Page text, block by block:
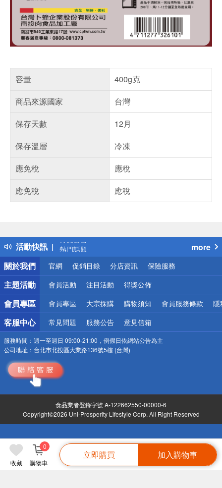
收藏 購物車
0
立即購買 加入購物車
容量
400g克
商品來源國家
台灣
保存天數
12月
保存溫層
冷凍
應免稅
應稅
應免稅
應稅
活動快訊
得獎公告
熱門話題
銀行優惠
偏遠地區配送
詐騙網頁！請小心！
more
關於我們
官網 促銷目錄 分店資訊 保險服務
主題活動 會員活動 注目活動 得獎公佈
會員專區 會員專區 大宗採購 購物須知 會員服務條款 隱
客服中心 常見問題 服務公告 意見信箱
服務時間： 週一至週日 09:00-21:00，例假日依網站公告為主
公司地址： 台北市北投區大業路136號5樓 (台灣)
食品業者登錄字號 A-122662550-00000-6
Copyright©2026 Uni-Prosperity Lifestyle Corp. All Right Reserved